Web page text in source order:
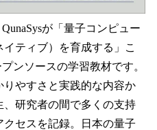
QunaSysが「量子コンピュー
ティブ）を育成する」こ
ンソースの学習教材です。
やすさと実践的な内容か
研究者の間で多くの支持
クセスを記録。日本の量子